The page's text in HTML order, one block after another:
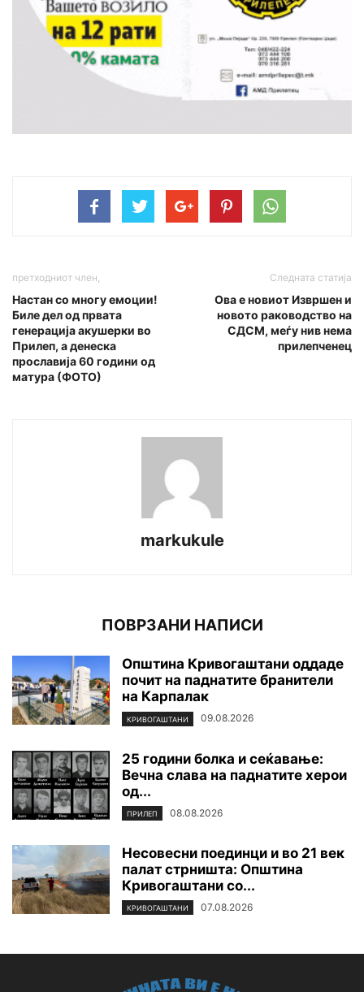
претходниот член,
Настан со многу емоции!
Биле дел од првата
генерација акушерки во
Прилеп, а денеска
прославија 60 години од
матура (ФОТО)
Следната статија
Ова е новиот Извршен и
новото раководство на
СДСМ, меѓу нив нема
прилепченец
markukule
ПОВРЗАНИ НАПИСИ
Општина Кривогаштани оддаде
почит на паднатите бранители
на Карпалак
КРИВОГАШТАНИ 09.08.2026
25 години болка и сеќавање:
Вечна слава на паднатите xepoи
од...
ПРИЛЕП 08.08.2026
Несовесни поединци и во 21 век
палат стрништа: Општина
Кривогаштани со...
КРИВОГАШТАНИ 07.08.2026